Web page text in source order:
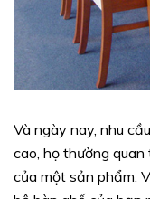
Và ngày nay, nhu
cao, họ thường
của một sản phẩm.